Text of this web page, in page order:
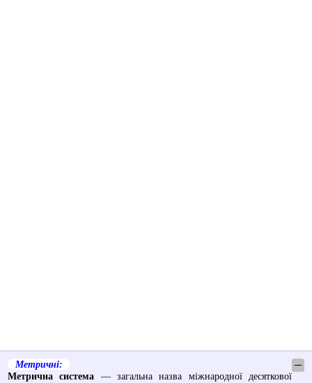
Метричні:
─
Метрична система — загальна назва міжнародної десяткової